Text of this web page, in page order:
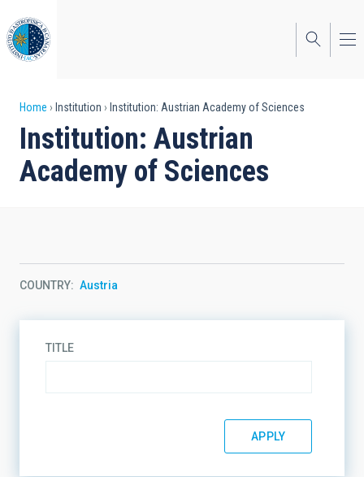
to
main
content
Breadcrumb
Home Institution Institution: Austrian Academy of Sciences
Institution: Austrian
Academy of Sciences
COUNTRY Austria
TITLE